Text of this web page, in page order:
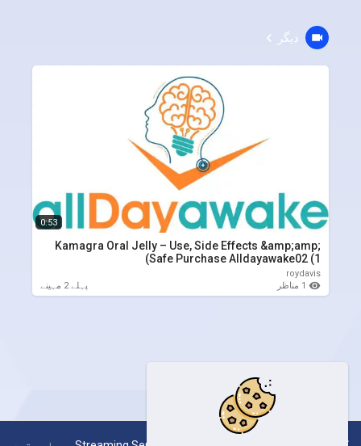
دیگر
0:53
Kamagra Oral Jelly – Use, Side Effects &amp;amp;
Safe Purchase Alldayawake02 (1)
roydavis
پہلے 2 مہینے